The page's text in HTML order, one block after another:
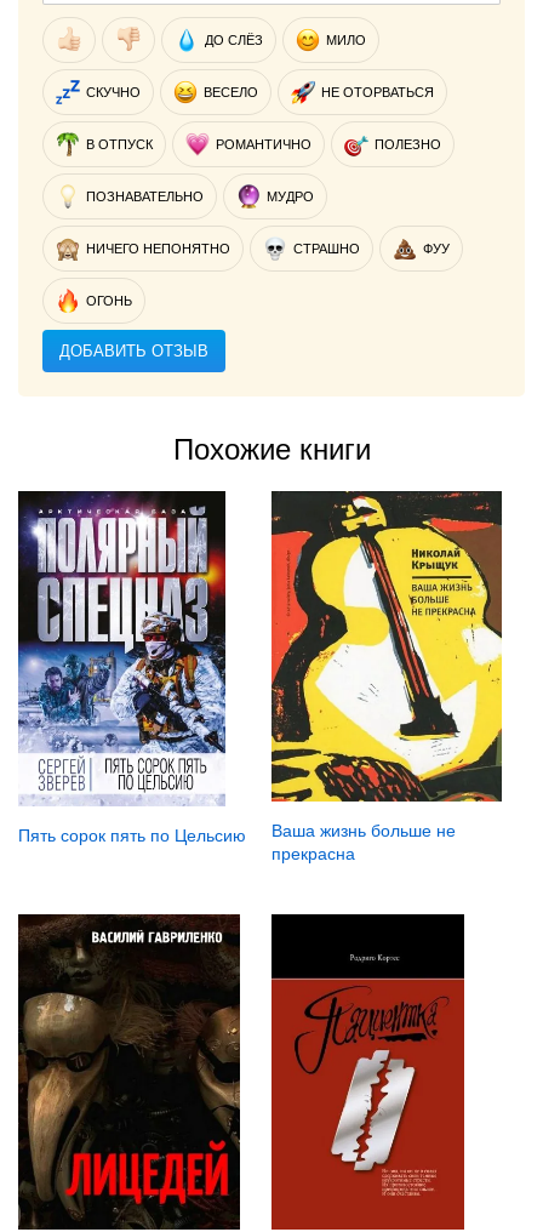
ДО СЛЁЗ МИЛО
СКУЧНО ВЕСЕЛО НЕ ОТОРВАТЬСЯ
В ОТПУСК РОМАНТИЧНО ПОЛЕЗНО
ПОЗНАВАТЕЛЬНО МУДРО
НИЧЕГО НЕПОНЯТНО СТРАШНО ФУУ
ОГОНЬ
ДОБАВИТЬ ОТЗЫВ
Похожие книги
Пять сорок пять по Цельсию
Ваша жизнь больше не
прекрасна